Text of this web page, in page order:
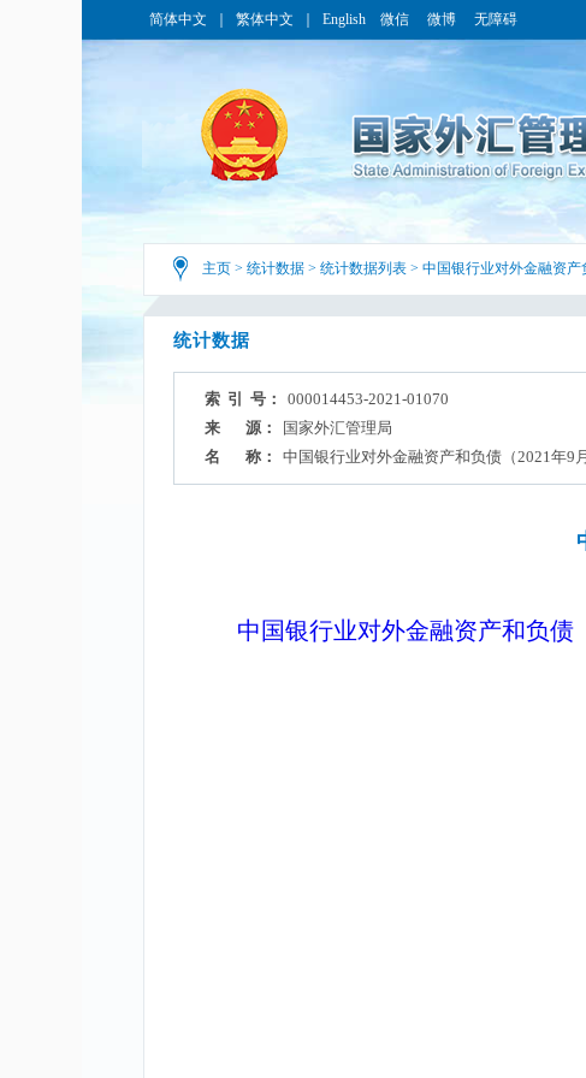
简体中文 繁体中文 English 微信 微博 无障碍
主页 > 统计数据 > 统计数据列表 > 中国银行业对外金融资产
统计数据
索 引 号： 000014453-2021-01070
来 源：
国家外汇管理局
名 称：
中国银行业对外金融资产和负债（2021年9月
中国银行业对外金融资产和负债